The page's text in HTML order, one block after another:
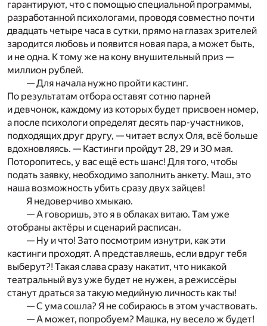
гарантируют, что с помощью специальной программы,
разработанной психологами, проводя совместно почти
двадцать четыре часа в сутки, прямо на глазах зрителей
зародится любовь и появится новая пара, а может быть,
и не одна. К тому же на кону внушительный приз —
миллион рублей.
— Для начала нужно пройти кастинг.
По результатам отбора оставят сотню парней
и девчонок, каждому из которых будет присвоен номер,
а после психологи определят десять пар-участников,
подходящих друг другу, — читает вслух Оля, всё больше
вдохновляясь. — Кастинги пройдут 28, 29 и 30 мая.
Поторопитесь, у вас ещё есть шанс! Для того, чтобы
подать заявку, необходимо заполнить анкету. Маш, это
наша возможность убить сразу двух зайцев!
Я недоверчиво хмыкаю.
— А говоришь, это я в облаках витаю. Там уже
отобраны актёры и сценарий расписан.
— Ну и что! Зато посмотрим изнутри, как эти
кастинги проходят. А представляешь, если вдруг тебя
выберут?! Такая слава сразу накатит, что никакой
театральный вуз уже будет не нужен, а режиссёры
станут драться за такую медийную личность как ты!
— С ума сошла? Я не собираюсь в этом участвовать.
— А может, попробуем? Машка, ну весело ж будет!